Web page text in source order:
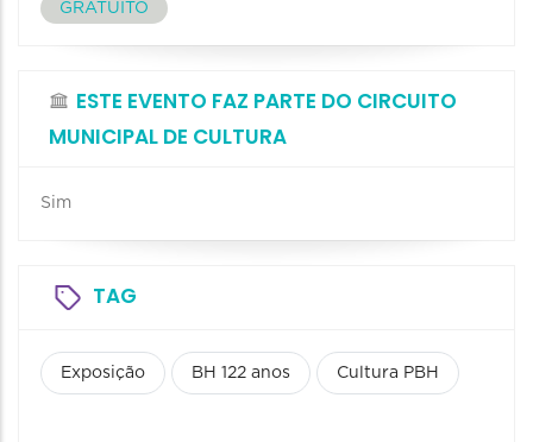
GRATUITO
ESTE EVENTO FAZ PARTE DO CIRCUITO
MUNICIPAL DE CULTURA
Sim
TAG
Exposição BH 122 anos Cultura PBH